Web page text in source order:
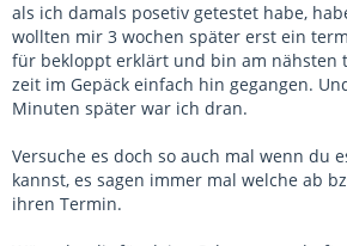
als ich damals posetiv getestet habe,
wollten mir 3 wochen später erst ein
für bekloppt erklärt und bin am
zeit im Gepäck einfach hin gegangen.
Minuten später war ich dran.
Versuche es doch so auch mal wenn du
kannst, es sagen immer mal welche ab
ihren Termin.